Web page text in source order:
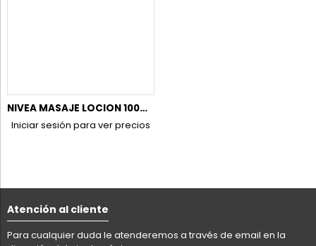
NIVEA MASAJE LOCION 100ML.SENSITIVE COLOLING REFRESC0% ALCOH
Iniciar sesión para ver precios
Atención al cliente
Para cualquier duda le atenderemos a través de email en la